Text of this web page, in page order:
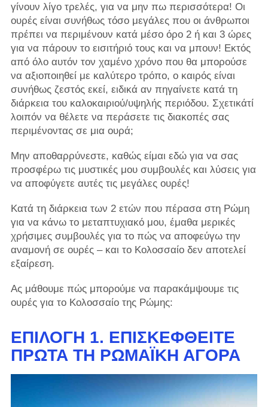
γίνουν λίγο τρελές, για να μην πω περισσότερα! Οι
ουρές είναι συνήθως τόσο μεγάλες που οι άνθρωποι
πρέπει να περιμένουν κατά μέσο όρο 2 ή και 3 ώρες
για να πάρουν το εισιτήριό τους και να μπουν! Εκτός
από όλο αυτόν τον χαμένο χρόνο που θα μπορούσε
να αξιοποιηθεί με καλύτερο τρόπο, ο καιρός είναι
συνήθως ζεστός εκεί, ειδικά αν πηγαίνετε κατά τη
διάρκεια του καλοκαιριού/υψηλής περιόδου. Σχετικάτί
λοιπόν να θέλετε να περάσετε τις διακοπές σας
περιμένοντας σε μια ουρά;
Μην αποθαρρύνεστε, καθώς είμαι εδώ για να σας
προσφέρω τις μυστικές μου συμβουλές και λύσεις για
να αποφύγετε αυτές τις μεγάλες ουρές!
Κατά τη διάρκεια των 2 ετών που πέρασα στη Ρώμη
για να κάνω το μεταπτυχιακό μου, έμαθα μερικές
χρήσιμες συμβουλές για το πώς να αποφεύγω την
αναμονή σε ουρές – και το Κολοσσαίο δεν αποτελεί
εξαίρεση.
Ας μάθουμε πώς μπορούμε να παρακάμψουμε τις
ουρές για το Κολοσσαίο της Ρώμης:
ΕΠΙΛΟΓΉ 1. ΕΠΙΣΚΕΦΘΕΊΤΕ
ΠΡΏΤΑ ΤΗ ΡΩΜΑΪΚΉ ΑΓΟΡΆ